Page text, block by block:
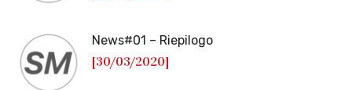
News#01 – Riepilogo
[30/03/2020]